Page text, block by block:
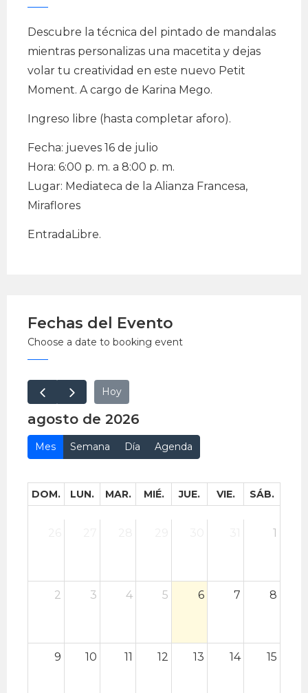
Descubre la técnica del pintado de mandalas
mientras personalizas una macetita y dejas
volar tu creatividad en este nuevo Petit
Moment. A cargo de Karina Mego.
Ingreso libre (hasta completar aforo).
Fecha: jueves 16 de julio
Hora: 6:00 p. m. a 8:00 p. m.
Lugar: Mediateca de la Alianza Francesa,
Miraflores
EntradaLibre.
Fechas del Evento
Choose a date to booking event
Hoy
agosto de 2026
Mes Semana Día Agenda
DOM. LUN. MAR. MIÉ. JUE. VIE. SÁB.
1
2 3 4 5 6 7 8
9 10 11 12 13 14 15